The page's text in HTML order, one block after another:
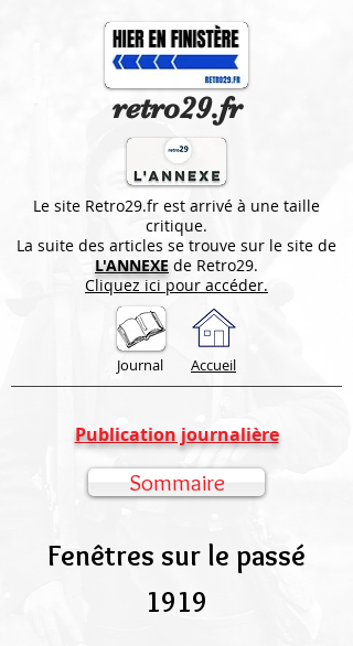
retro29.fr
Le site Retro29.fr est arrivé à une taille
critique.
La suite des articles se trouve sur le site de
L'ANNEXE de Retro29.
Cliquez ici pour accéder.
Journal Accueil
Publication journalière
Fenêtres sur le passé
1919
Sommaire